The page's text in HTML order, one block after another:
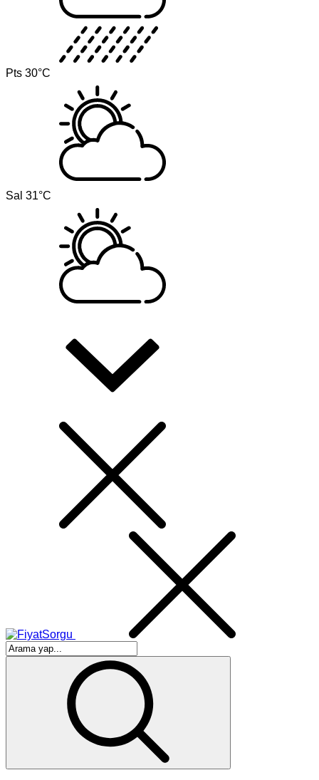
Pts 30°C
Sal 31°C